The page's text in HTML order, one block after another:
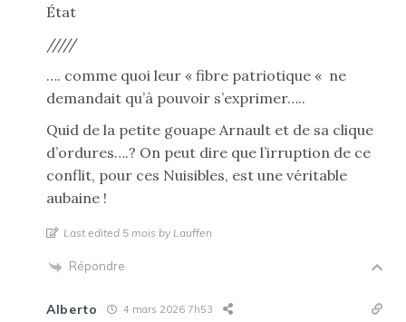
État
/////
…. comme quoi leur « fibre patriotique « ne
demandait qu’à pouvoir s’exprimer…..
Quid de la petite gouape Arnault et de sa clique
d’ordures….? On peut dire que l’irruption de ce
conflit, pour ces Nuisibles, est une véritable
aubaine !
Last edited 5 mois by Lauffen
Répondre
Alberto 4 mars 2026 7h53